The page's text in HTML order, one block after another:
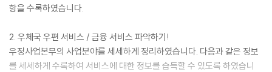
항을 수록하였습니다.
2. 우체국 우편 서비스 / 금융 서비스 파악하기!
우정사업본무의 사업분야를 세세하게 정리하였습니다. 다음과 같은 정보
를 세세하게 수록하여 서비스에 대한 정보를 습득할 수 있도록 하였습니